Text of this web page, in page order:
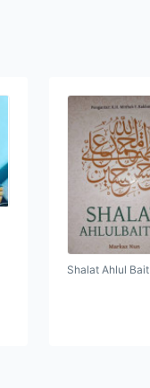
Shalat Ahlul Bait